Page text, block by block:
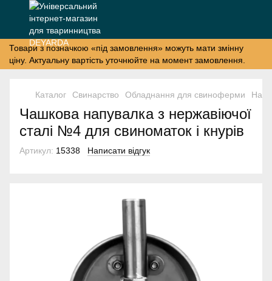
Товари з позначкою «під замовлення» можуть мати змінну
ціну. Актуальну вартість уточнюйте на момент замовлення.
Каталог Свинарство Обладнання для свиноферми
Чашкова напувалка з нержавіючої
сталі №4 для свиноматок і кнурів
Артикул: 15338 Написати відгук